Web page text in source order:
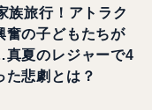
族旅行！アトラク
奮の子どもたちが
夏のレジャーで4
た悲劇とは？